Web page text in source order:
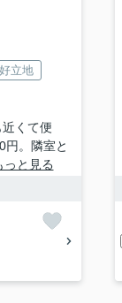
好立地
くて便
円。隣室と
っと見る